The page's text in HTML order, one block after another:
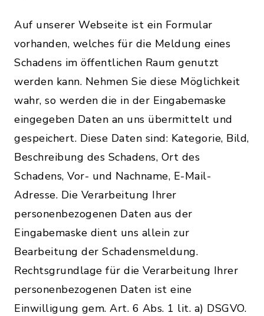
Auf unserer Webseite ist ein Formular
vorhanden, welches für die Meldung eines
Schadens im öffentlichen Raum genutzt
werden kann. Nehmen Sie diese Möglichkeit
wahr, so werden die in der Eingabemaske
eingegeben Daten an uns übermittelt und
gespeichert. Diese Daten sind: Kategorie, Bild,
Beschreibung des Schadens, Ort des
Schadens, Vor- und Nachname, E-Mail-
Adresse. Die Verarbeitung Ihrer
personenbezogenen Daten aus der
Eingabemaske dient uns allein zur
Bearbeitung der Schadensmeldung.
Rechtsgrundlage für die Verarbeitung Ihrer
personenbezogenen Daten ist eine
Einwilligung gem. Art. 6 Abs. 1 lit. a) DSGVO.